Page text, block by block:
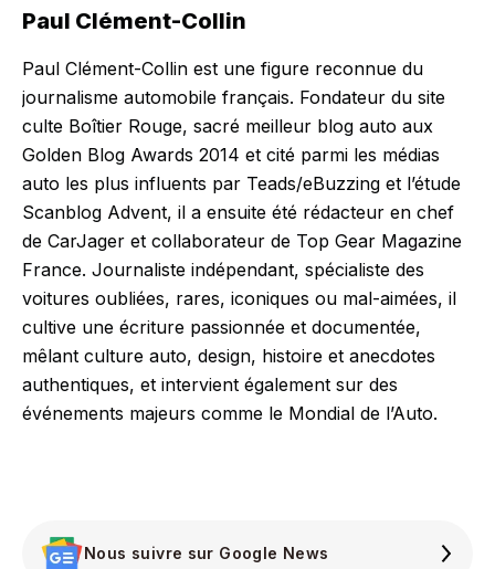
Paul Clément-Collin
Paul Clément-Collin est une figure reconnue du
journalisme automobile français. Fondateur du site
culte Boîtier Rouge, sacré meilleur blog auto aux
Golden Blog Awards 2014 et cité parmi les médias
auto les plus influents par Teads/eBuzzing et l’étude
Scanblog Advent, il a ensuite été rédacteur en chef
de CarJager et collaborateur de Top Gear Magazine
France. Journaliste indépendant, spécialiste des
voitures oubliées, rares, iconiques ou mal-aimées, il
cultive une écriture passionnée et documentée,
mêlant culture auto, design, histoire et anecdotes
authentiques, et intervient également sur des
événements majeurs comme le Mondial de l’Auto.
Nous suivre sur Google News